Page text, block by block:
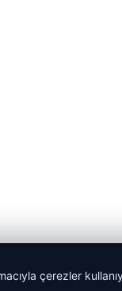
çerezler